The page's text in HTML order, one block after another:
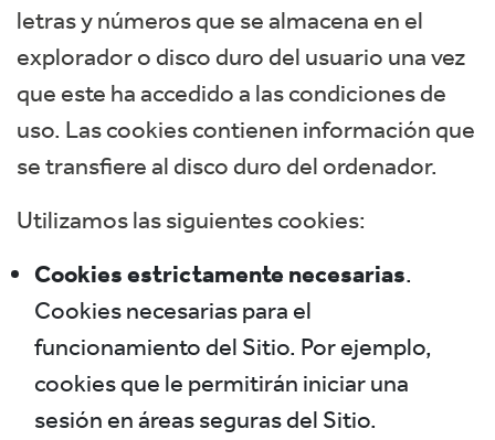
letras y números que se almacena en el
explorador o disco duro del usuario una vez
que este ha accedido a las condiciones de
uso. Las cookies contienen información que
se transfiere al disco duro del ordenador.
Utilizamos las siguientes cookies:
Cookies estrictamente necesarias.
Cookies necesarias para el
funcionamiento del Sitio. Por ejemplo,
cookies que le permitirán iniciar una
sesión en áreas seguras del Sitio.